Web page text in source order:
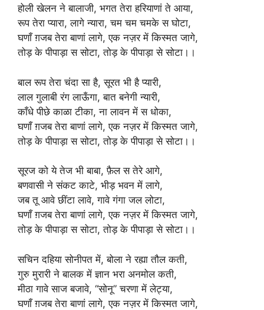
होली खेलन ने बालाजी, भगत तेरा हरियाणां ते आया,
रूप तेरा प्यारा, लागे न्यारा, चम चम चमके स घोटा,
घणाँ ग़जब तेरा बाणां लागे, एक नज़र में किस्मत जागे,
तोड़ के पीपाड़ा स सोटा, तोड़ के पीपाड़ा से सोटा।।
बाल रूप तेरा चंदा सा है, सूरत भी है प्यारी,
लाल गुलाबी रंग लाऊँगा, बात बनेगी न्यारी,
काँधे पीछे काळा टीका, ना लावन में स धोका,
घणाँ ग़जब तेरा बाणां लागे, एक नज़र में किस्मत जागे,
तोड़ के पीपाड़ा स सोटा, तोड़ के पीपाड़ा से सोटा।।
सूरज को ये तेज भी बाबा, फ़ैल स तेरे आगे,
बणवासी ने संकट काटे, भीड़ भवन में लागे,
जब तू आवे छींटा लावे, गावे गंगा जल लोटा,
घणाँ ग़जब तेरा बाणां लागे, एक नज़र में किस्मत जागे,
तोड़ के पीपाड़ा स सोटा, तोड़ के पीपाड़ा से सोटा।।
सचिन दहिया सोनीपत में, बोला ने रह्या तौल कती,
गुरु मुरारी ने बालक में ज्ञान भरा अनमोल कती,
मीठा गावे साज बजावे, “सोनू” चरणा में लेट्या,
घणाँ ग़जब तेरा बाणां लागे, एक नज़र में किस्मत जागे,